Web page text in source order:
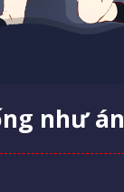
như